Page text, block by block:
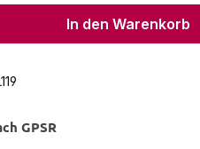
Wert ein oder
In den Warenkorb
GPSR